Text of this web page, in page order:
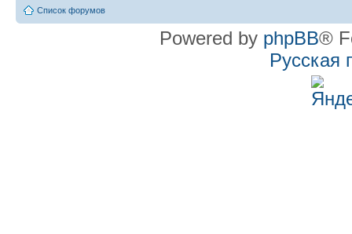
Список форумов
Powered by phpBB®
Русская